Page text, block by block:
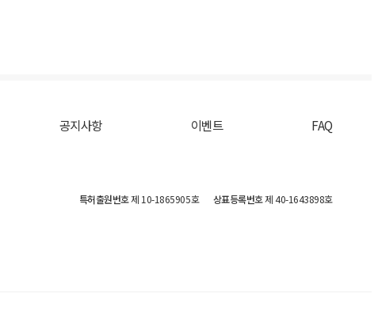
공지사항 이벤트 FAQ
특허출원번호제 10-1865905호 상표등록번호제 40-1643898호